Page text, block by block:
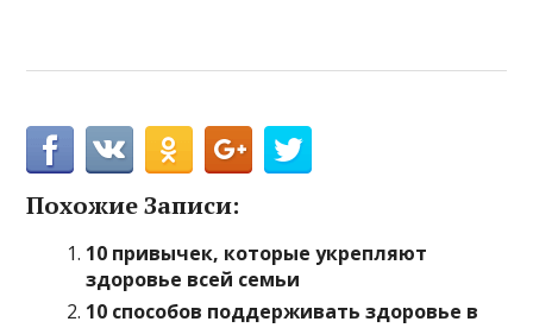
Похожие Записи:
10 привычек, которые укрепляют
здоровье всей семьи
10 способов поддерживать здоровье в